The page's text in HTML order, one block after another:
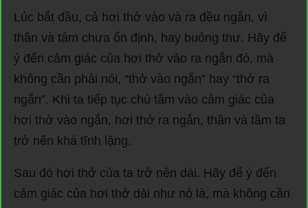
Lúc bắt đầu, cả hơi thở vào và ra đều ngắn, vì
thân và tâm chưa ổn định, hay buông thư. Hãy để
ý đến cảm giác của hơi thở vào ra ngắn đó, mà
không cần phải nói, “thở vào ngắn” hay “thở ra
ngắn”. Khi ta tiếp tục chú tâm vào cảm giác của
hơi thở vào ngắn, hơi thở ra ngắn, thân và tâm ta
trở nên khá tĩnh lặng.
Sau đó hơi thở của ta trở nên dài. Hãy để ý đến
cảm giác của hơi thở dài như nó là, mà không cần